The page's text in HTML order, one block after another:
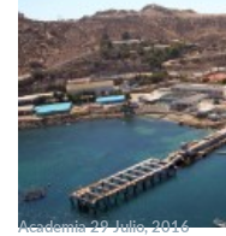
Academia 29 Julio, 2016